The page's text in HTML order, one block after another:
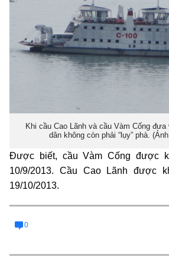
Khi cầu Cao Lãnh và cầu Vàm Cống
dân không còn phải “lụy” phà.
Được biết, cầu Vàm Cống được
10/9/2013. Cầu Cao Lãnh được
19/10/2013.
0